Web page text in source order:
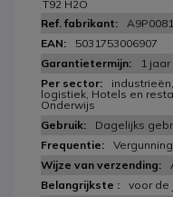
T92 H2O
5031753006907
1 jaar
logistiek, Hotels en
Onderwijs
Dagelijks
voor de